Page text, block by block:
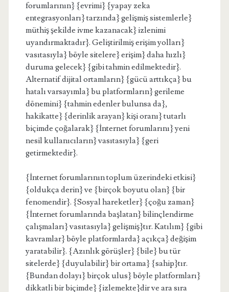
forumlarının} {evrimi} {yapay zeka
entegrasyonları} tarzında} gelişmiş sistemlerle}
müthiş şekilde ivme kazanacak} izlenimi
uyandırmaktadır}. Geliştirilmiş erişim yolları}
vasıtasıyla} böyle sitelere} erişim} daha hızlı}
duruma gelecek} {gibi tahmin edilmektedir}.
Alternatif dijital ortamların} {gücü arttıkça} bu
hatalı varsayımla} bu platformların} gerileme
dönemini} {tahmin edenler bulunsa da},
hakikatte} {derinlik arayan} kişi oranı} tutarlı
biçimde çoğalarak} {İnternet forumlarını} yeni
nesil kullanıcıların} vasıtasıyla} {geri
getirmektedir}.
{İnternet forumlarının toplum üzerindeki etkisi}
{oldukça derin} ve {birçok boyutu olan} {bir
fenomendir}. {Sosyal hareketler} {çoğu zaman}
{İnternet forumlarında başlatan} bilinçlendirme
çalışmaları} vasıtasıyla} gelişmiş}tır. Katılım} {gibi
kavramlar} böyle platformlarda} açıkça} değişim
yaratabilir}. {Azınlık görüşler} {bile} bu tür
sitelerde} {duyulabilir} bir ortama} {sahip}tır.
{Bundan dolayı} birçok ulus} böyle platformları}
dikkatli bir biçimde} {izlemekte}dir ve ara sıra